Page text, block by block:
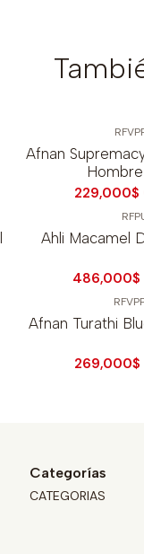
Afnan
229,000$
Ahli Macamel
486,000$
Afnan Turathi
269,000$
Categorías
CATEGORIAS